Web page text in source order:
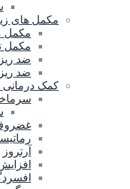
مکمل های
مکمل
مکمل
ضد
ضد
کمک درمانی
آرتروز